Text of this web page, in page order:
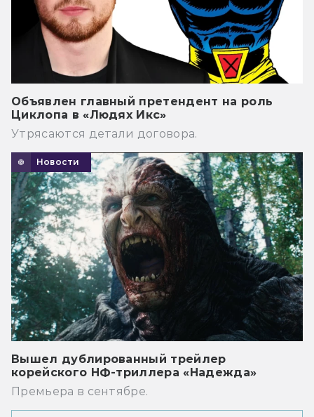
Объявлен главный претендент на роль
Циклопа в «Людях Икс»
Утрясаются детали договора.
Новости
Вышел дублированный трейлер
корейского НФ-триллера «Надежда»
Премьера в сентябре.